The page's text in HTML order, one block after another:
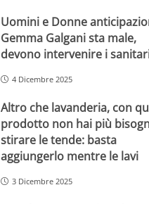
Uomini e Donne
Gemma Galgani sta male,
devono intervenire i
4 Dicembre 2025
Altro che lavanderia, con
prodotto non hai più
stirare le tende: basta
aggiungerlo mentre le lavi
3 Dicembre 2025